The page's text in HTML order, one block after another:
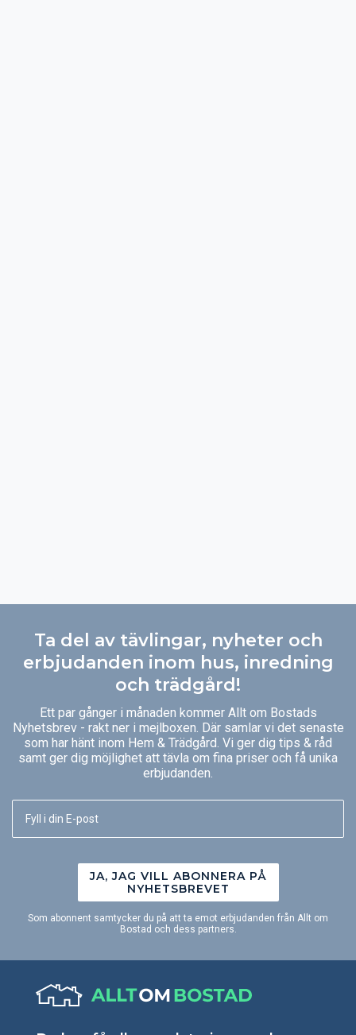
Ta del av tävlingar, nyheter och
erbjudanden inom hus, inredning
och trädgård!
Ett par gånger i månaden kommer Allt om Bostads
Nyhetsbrev - rakt ner i mejlboxen. Där samlar vi det senaste
som har hänt inom Hem & Trädgård. Vi ger dig tips & råd
samt ger dig möjlighet att tävla om fina priser och få unika
erbjudanden.
JA, JAG VILL ABONNERA PÅ
NYHETSBREVET
Som abonnent samtycker du på att ta emot erbjudanden från Allt om
Bostad och dess partners.